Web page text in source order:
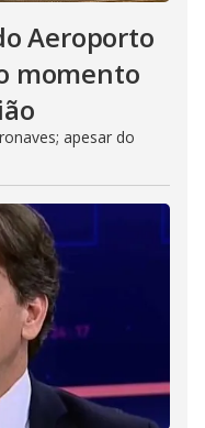
Aeroporto
momento
apesar do